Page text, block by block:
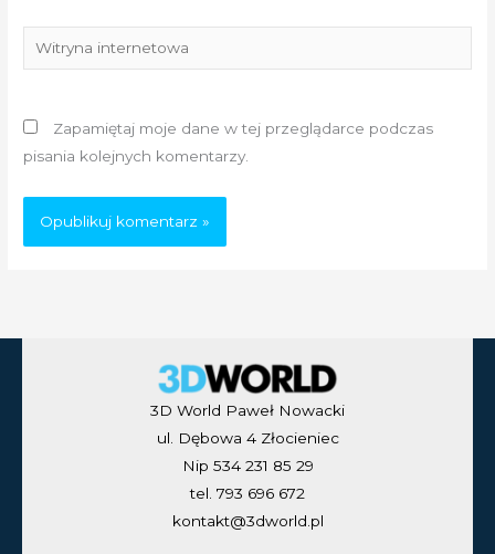
Witryna
internetowa
Zapamiętaj moje dane w tej przeglądarce podczas
pisania kolejnych komentarzy.
3D World Paweł Nowacki
ul. Dębowa 4 Złocieniec
Nip 534 231 85 29
tel. 793 696 672
kontakt@3dworld.pl